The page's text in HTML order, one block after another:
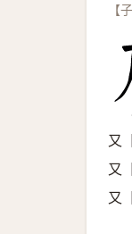
【
又
又
又